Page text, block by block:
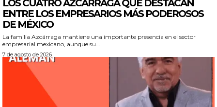
LOS CUATRO AZCÁRRAGA QUE DESTACAN
ENTRE LOS EMPRESARIOS MÁS PODEROSOS
DE MÉXICO
La familia Azcárraga mantiene una importante presencia en el sector
empresarial mexicano, aunque su...
7 de agosto de 2026